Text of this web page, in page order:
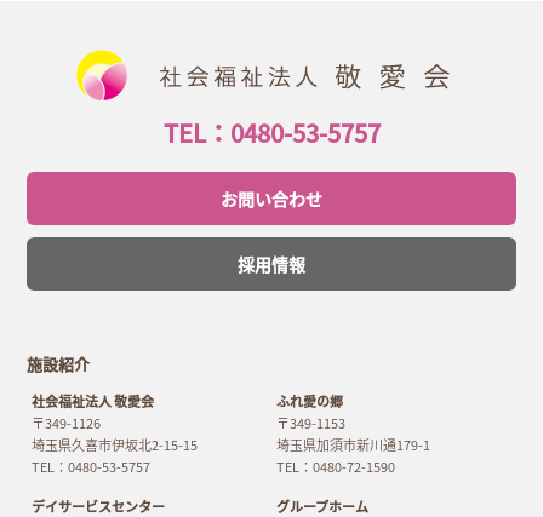
TEL：0480-53-5757
お問い合わせ
採用情報
施設紹介
社会福祉法人 敬愛会
〒349-1126
埼玉県久喜市伊坂北2-15-15
TEL：0480-53-5757
ふれ愛の郷
〒349-1153
埼玉県加須市新川通179-1
TEL：0480-72-1590
デイサービスセンター
グループホーム